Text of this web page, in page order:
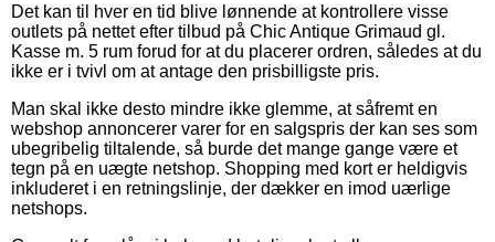
Det kan til hver en tid blive lønnende at kontrollere visse
outlets på nettet efter tilbud på Chic Antique Grimaud gl.
Kasse m. 5 rum forud for at du placerer ordren, således at du
ikke er i tvivl om at antage den prisbilligste pris.
Man skal ikke desto mindre ikke glemme, at såfremt en
webshop annoncerer varer for en salgspris der kan ses som
ubegribelig tiltalende, så burde det mange gange være et
tegn på en uægte netshop. Shopping med kort er heldigvis
inkluderet i en retningslinje, der dækker en imod uærlige
netshops.